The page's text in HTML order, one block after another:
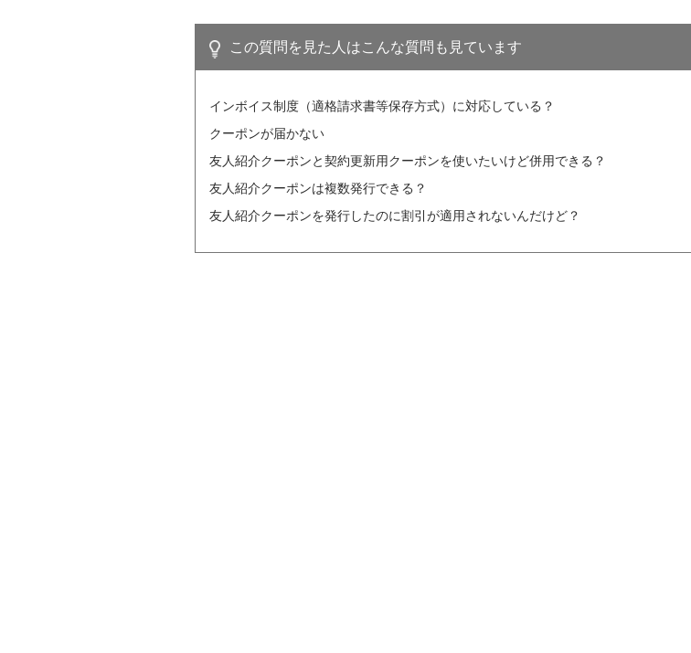
この質問を見た人はこんな質問も見ています
インボイス制度（適格請求書等保存方式）に対応している？
クーポンが届かない
友人紹介クーポンと契約更新用クーポンを使いたいけど併用できる？
友人紹介クーポンは複数発行できる？
友人紹介クーポンを発行したのに割引が適用されないんだけど？